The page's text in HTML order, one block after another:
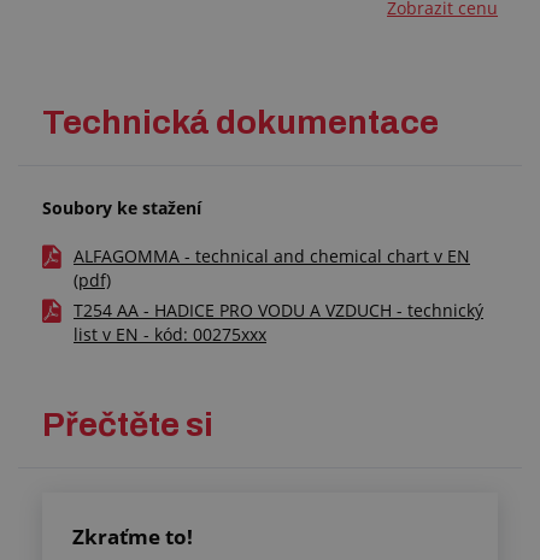
Zobrazit cenu
Technická dokumentace
Soubory ke stažení
ALFAGOMMA - technical and chemical chart v EN
(pdf)
T254 AA - HADICE PRO VODU A VZDUCH - technický
list v EN - kód: 00275xxx
Přečtěte si
Zkraťme to!